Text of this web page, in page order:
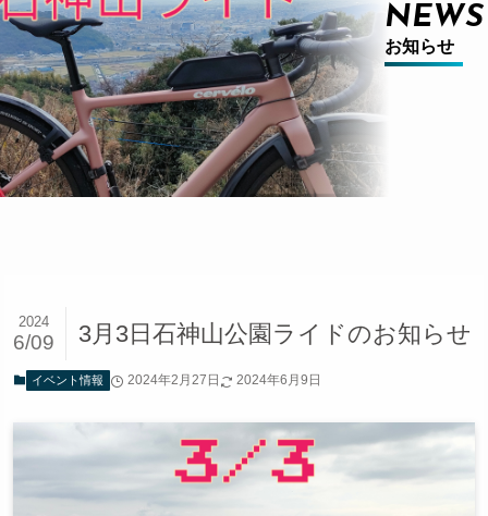
NEWS
お知らせ
3月3日石神山公園ライドのお知らせ
2024
6/09
イベント情報 2024年2月27日 2024年6月9日